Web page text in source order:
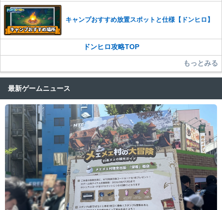
キャンプおすすめ放置スポットと仕様【ドンヒロ】
ドンヒロ攻略TOP
もっとみる
最新ゲームニュース